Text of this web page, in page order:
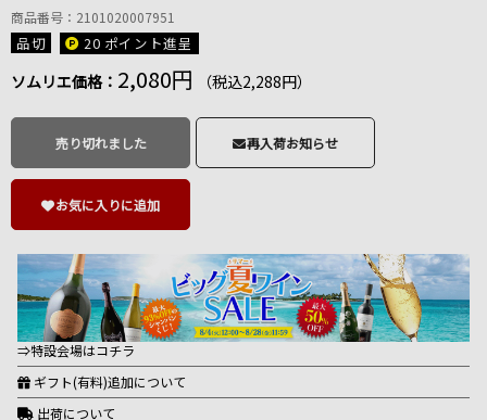
商品番号：2101020007951
品切 20 ポイント進呈
ソムリエ価格： 2,080円 （税込2,288円）
売り切れました 再入荷お知らせ
お気に入りに追加
⇒特設会場はコチラ
ギフト(有料)追加について
出荷について